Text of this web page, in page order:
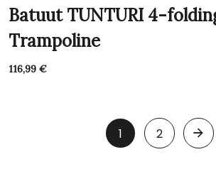
Batuut TUNTURI 4-
Trampoline
116,99 €
1 2